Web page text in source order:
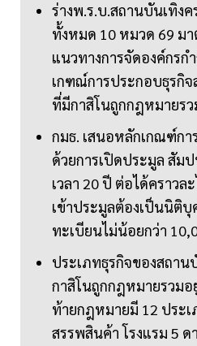
ร่างพ.ร.บ.สถานบันเทิงค
ทั้งหมด 10 หมวด 69 ม
แนวทางการจัดองค์กร
เกฑณ์การประกอบธุรกิ
ที่มีกาสิโนถูกกฎหมายร
กมธ. เสนอหลักเกณฑ์ก
ด้วยการเปิดประมูล สัม
เวลา 20 ปี ต่อได้คราวล
เข้าประมูลต้องเป็นนิติ
ทะเบียนไม่น้อยกว่า
ประเภทธุรกิจของสถาน
กาสิโนถูกกฎหมายรวม
ท้ายกฎหมายมี 12 ประ
สรรพสินค้า โรงแรม 5